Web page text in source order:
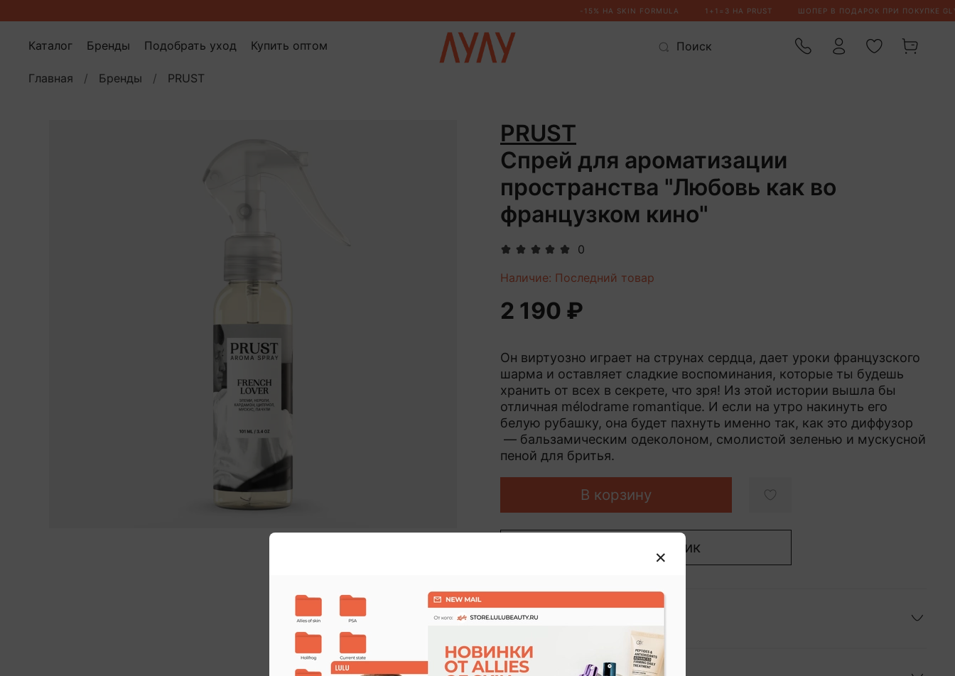
Каталог Бренды Подобрать уход Купить оптом
Главная Бренды PRUST
0
PRUST
Спрей для ароматизации
пространства "Любовь как во
французком кино"
Наличие: Последний товар
2 190 ₽
В корзину
Купить в 1 клик
Он виртуозно играет на струнах сердца, дает уроки французского
шарма и оставляет сладкие воспоминания, которые ты будешь
хранить от всех в секрете, что зря! Из этой истории вышла бы
отличная mélodrame romantique. И если на утро накинуть его
белую рубашку, она будет пахнуть именно так, как это диффузор
— бальзамическим одеколоном, смолистой зеленью и мускусной
пеной для бритья.
Характеристики